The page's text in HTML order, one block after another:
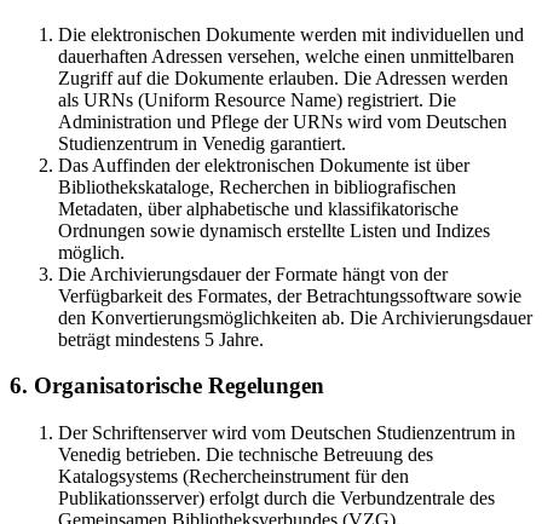
Die elektronischen Dokumente werden mit individuellen und
dauerhaften Adressen versehen, welche einen unmittelbaren
Zugriff auf die Dokumente erlauben. Die Adressen werden
als URNs (Uniform Resource Name) registriert. Die
Administration und Pflege der URNs wird vom Deutschen
Studienzentrum in Venedig garantiert.
Das Auffinden der elektronischen Dokumente ist über
Bibliothekskataloge, Recherchen in bibliografischen
Metadaten, über alphabetische und klassifikatorische
Ordnungen sowie dynamisch erstellte Listen und Indizes
möglich.
Die Archivierungsdauer der Formate hängt von der
Verfügbarkeit des Formates, der Betrachtungssoftware sowie
den Konvertierungsmöglichkeiten ab. Die Archivierungsdauer
beträgt mindestens 5 Jahre.
6. Organisatorische Regelungen
Der Schriftenserver wird vom Deutschen Studienzentrum in
Venedig betrieben. Die technische Betreuung des
Katalogsystems (Rechercheinstrument für den
Publikationsserver) erfolgt durch die Verbundzentrale des
Gemeinsamen Bibliotheksverbundes (VZG).